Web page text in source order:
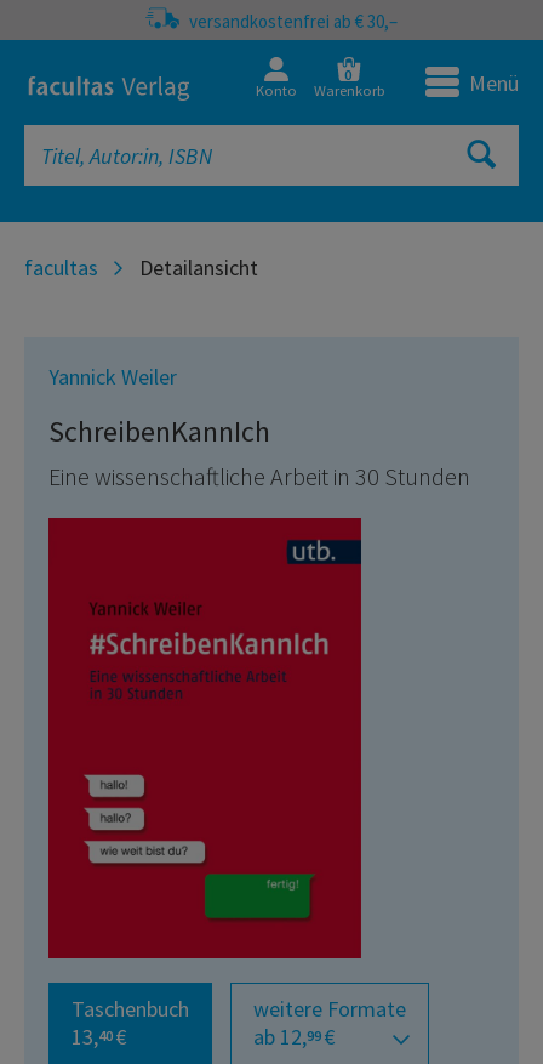
versandkostenfrei ab € 30,–
Konto
0
Warenkorb Menü
facultas Detailansicht
Yannick Weiler
SchreibenKannIch
Eine wissenschaftliche Arbeit in 30 Stunden
Taschenbuch
13,40 €
weitere Formate
ab 12,99 €